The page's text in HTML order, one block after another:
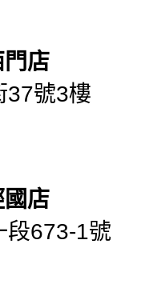
門店
37號3樓
國店
段673-1號